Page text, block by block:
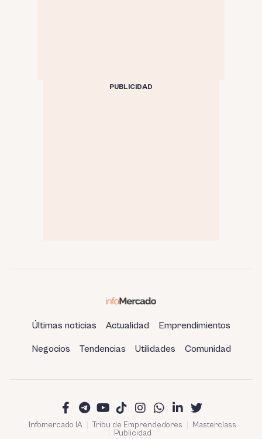
PUBLICIDAD
Últimas noticias Actualidad Emprendimientos
Negocios Tendencias Utilidades Comunidad
Infomercado IA Tribu de Emprendedores
Masterclass
Publicidad